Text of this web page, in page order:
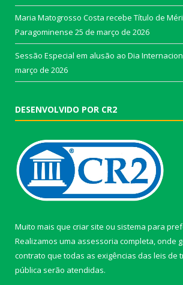
Maria Matogrosso Costa recebe Título de
Paragominense 25 de março de 2026
Sessão Especial em alusão ao Dia
março de 2026
DESENVOLVIDO POR CR2
Muito mais que criar site ou sistema para
Realizamos uma assessoria completa, onde
contrato que todas as exigências das leis de
pública serão atendidas.